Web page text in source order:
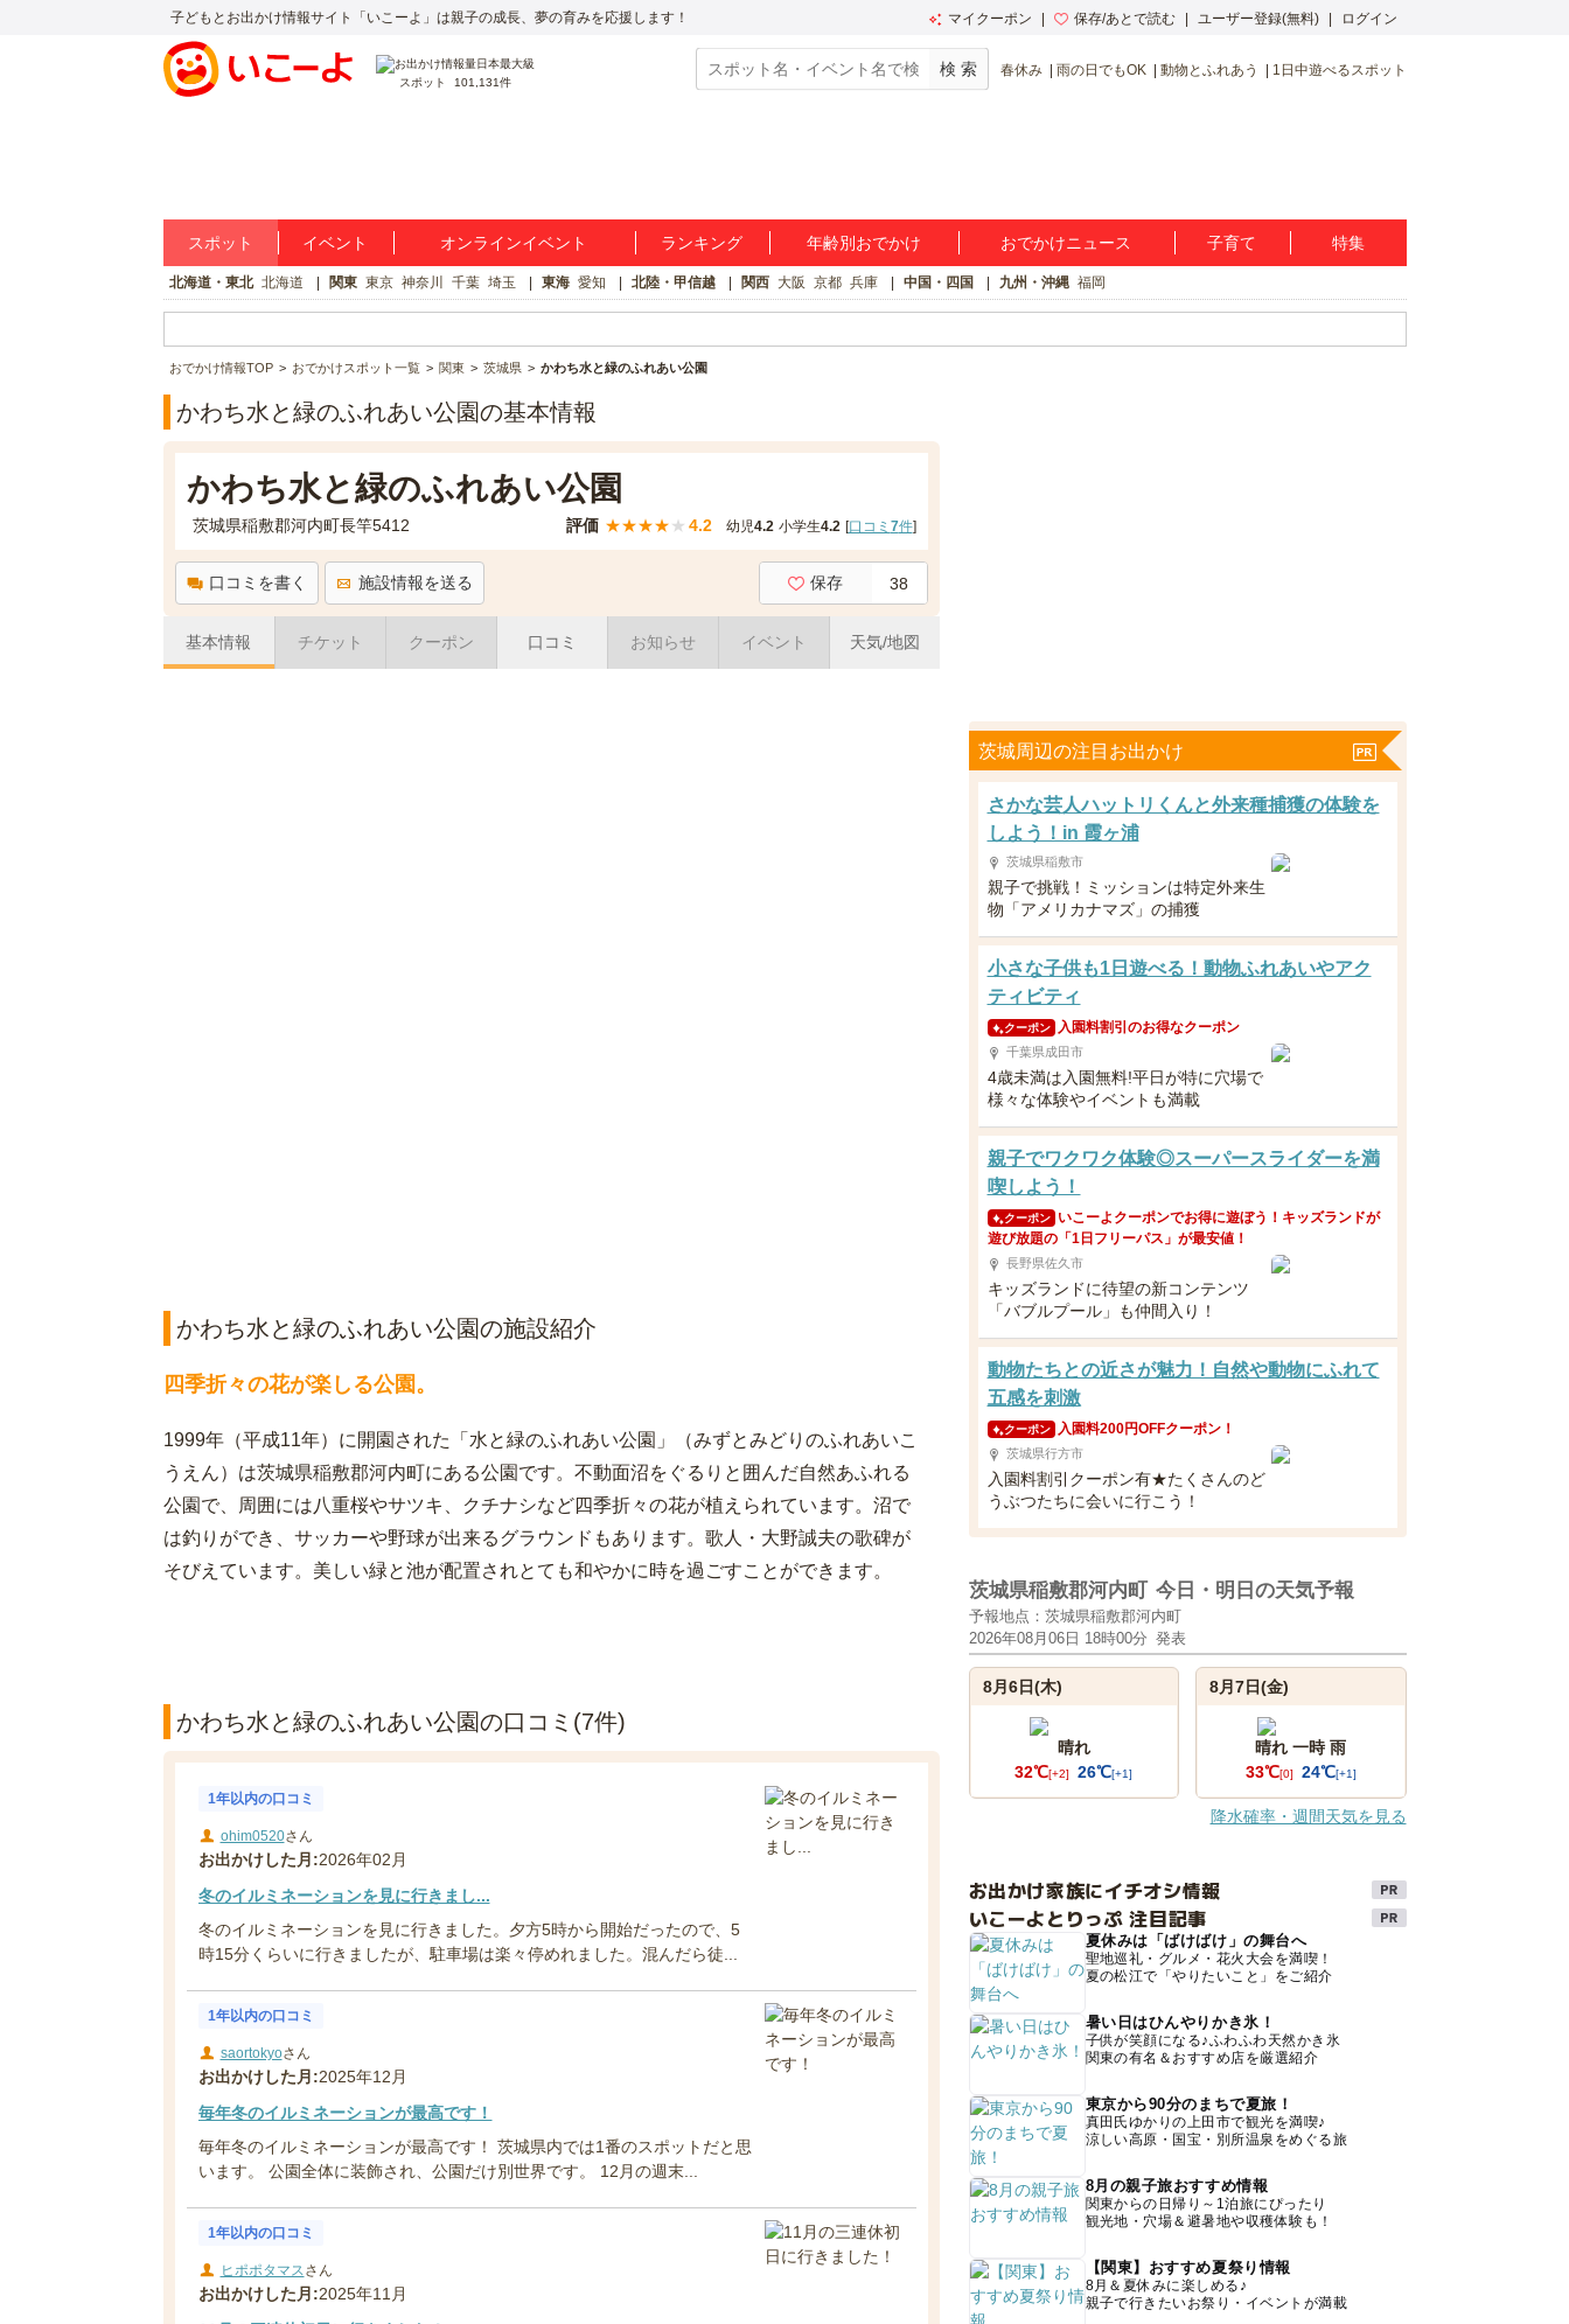
子どもとお出かけ情報サイト「いこーよ」は親子の成長、夢の育みを応援します！ マイクーポン 保存/あとで読む ユーザー登録(無料) ログイン
スポット 101,131件
春休み 雨の日でもOK 動物とふれあう 1日中遊べるスポット
スポット イベント オンラインイベント ランキング 年齢別おでかけ おでかけニュース 子育て 特集
北海道・東北 北海道 関東 東京 神奈川 千葉 埼玉 東海 愛知 北陸・甲信越 関西 大阪 京都 兵庫 中国・四国 九州・沖縄 福岡
おでかけ情報TOP おでかけスポット一覧 関東 茨城県 かわち水と緑のふれあい公園
かわち水と緑のふれあい公園の基本情報
かわち水と緑のふれあい公園
茨城県稲敷郡河内町長竿5412 評価 ★★★★★ 4.2 幼児4.2 小学生4.2 [口コミ 7件]
口コミを書く 施設情報を送る 保存 38
基本情報 チケット クーポン 口コミ お知らせ イベント 天気/地図
かわち水と緑のふれあい公園の施設紹介
四季折々の花が楽しる公園。
1999年（平成11年）に開園された「水と緑のふれあい公園」（みずとみどりのふれあいこ
うえん）は茨城県稲敷郡河内町にある公園です。不動面沼をぐるりと囲んだ自然あふれる
公園で、周囲には八重桜やサツキ、クチナシなど四季折々の花が植えられています。沼で
は釣りができ、サッカーや野球が出来るグラウンドもあります。歌人・大野誠夫の歌碑が
そびえています。美しい緑と池が配置されとても和やかに時を過ごすことができます。
かわち水と緑のふれあい公園の口コミ(7件)
1年以内の口コミ
ohim0520さん
お出かけした月:2026年02月
冬のイルミネーションを見に行きまし...
冬のイルミネーションを見に行きました。夕方5時から開始だったので、5
時15分くらいに行きましたが、駐車場は楽々停めれました。混んだら徒...
1年以内の口コミ
saortokyoさん
お出かけした月:2025年12月
毎年冬のイルミネーションが最高です！
毎年冬のイルミネーションが最高です！ 茨城県内では1番のスポットだと思
います。 公園全体に装飾され、公園だけ別世界です。 12月の週末...
1年以内の口コミ
ヒポポタマスさん
お出かけした月:2025年11月
茨城周辺の注目お出かけ
さかな芸人ハットリくんと外来種捕獲の体験を
しよう！in 霞ヶ浦
茨城県稲敷市
親子で挑戦！ミッションは特定外来生
物「アメリカナマズ」の捕獲
小さな子供も1日遊べる！動物ふれあいやアク
ティビティ
クーポン 入園料割引のお得なクーポン
千葉県成田市
4歳未満は入園無料!平日が特に穴場で
様々な体験やイベントも満載
親子でワクワク体験◎スーパースライダーを満
喫しよう！
クーポン
いこーよクーポンでお得に遊ぼう！キッズランドが
遊び放題の「1日フリーパス」が最安値！
長野県佐久市
キッズランドに待望の新コンテンツ
「バブルプール」も仲間入り！
動物たちとの近さが魅力！自然や動物にふれて
五感を刺激
クーポン 入園料200円OFFクーポン！
茨城県行方市
入園料割引クーポン有★たくさんのど
うぶつたちに会いに行こう！
茨城県稲敷郡河内町 今日・明日の天気予報
予報地点：茨城県稲敷郡河内町
2026年08月06日 18時00分 発表
8月6日(木)
晴れ
32℃[+2] 26℃[+1]
8月7日(金)
晴れ 一時 雨
33℃[0] 24℃[+1]
降水確率・週間天気を見る
お出かけ家族にイチオシ情報
いこーよとりっぷ 注目記事
夏休みは「ばけばけ」の舞台へ
聖地巡礼・グルメ・花火大会を満喫！
夏の松江で「やりたいこと」をご紹介
暑い日はひんやりかき氷！
子供が笑顔になる♪ふわふわ天然かき氷
関東の有名＆おすすめ店を厳選紹介
東京から90分のまちで夏旅！
真田氏ゆかりの上田市で観光を満喫♪
涼しい高原・国宝・別所温泉をめぐる旅
8月の親子旅おすすめ情報
関東からの日帰り～1泊旅にぴったり
観光地・穴場＆避暑地や収穫体験も！
【関東】おすすめ夏祭り情報
8月＆夏休みに楽しめる♪
親子で行きたいお祭り・イベントが満載